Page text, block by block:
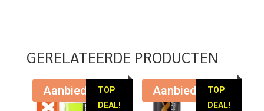
GERELATEERDE PRODUCTEN
TOP
DEAL!
Aanbieding!
TOP
DEAL!
Aanbieding!